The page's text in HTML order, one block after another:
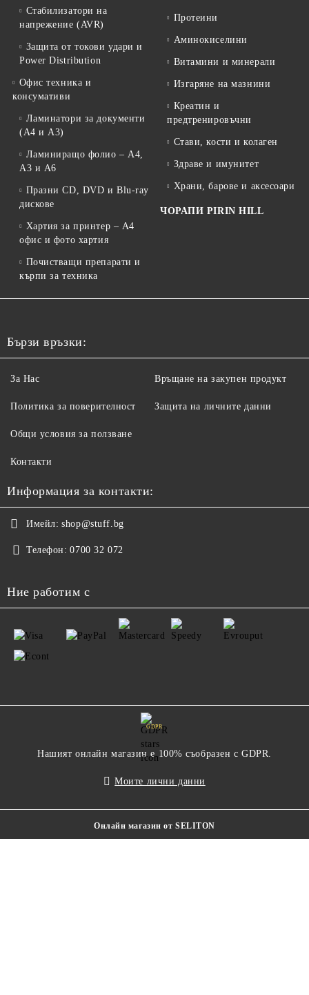
Стабилизатори на
напрежение (AVR)
Защита от токови удари и
Power Distribution
Офис техника и
консумативи
Ламинатори за документи
(A4 и A3)
Ламиниращо фолио – A4,
A3 и A6
Празни CD, DVD и Blu-ray
дискове
Хартия за принтер – A4
офис и фото хартия
Почистващи препарати и
кърпи за техника
Протеини
Аминокиселини
Витамини и минерали
Изгаряне на мазнини
Креатин и
предтренировъчни
Стави, кости и колаген
Здраве и имунитет
Храни, барове и аксесоари
ЧОРАПИ PIRIN HILL
Бързи връзки:
За Нас
Политика за поверителност
Общи условия за ползване
Контакти
Връщане на закупен продукт
Защита на личните данни
Информация за контакти:
Имейл: shop@stuff.bg
Телефон: 0700 32 072
Ние работим с
GDPR
Нашият онлайн магазин е 100% съобразен с GDPR.
Моите лични данни
Онлайн магазин от SELITON